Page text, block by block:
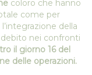
coloro che hanno
come per
della
nei confronti
il giorno 16 del
delle operazioni.